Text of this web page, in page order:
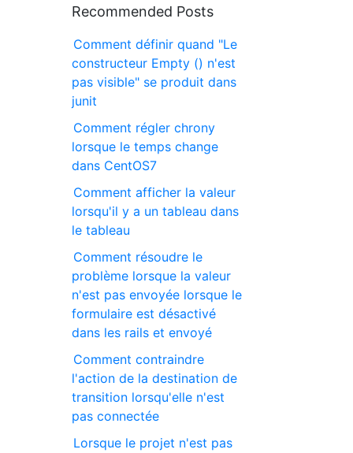
Recommended Posts
Comment définir quand "Le
constructeur Empty () n'est
pas visible" se produit dans
junit
Comment régler chrony
lorsque le temps change
dans CentOS7
Comment afficher la valeur
lorsqu'il y a un tableau dans
le tableau
Comment résoudre le
problème lorsque la valeur
n'est pas envoyée lorsque le
formulaire est désactivé
dans les rails et envoyé
Comment contraindre
l'action de la destination de
transition lorsqu'elle n'est
pas connectée
Lorsque le projet n'est pas